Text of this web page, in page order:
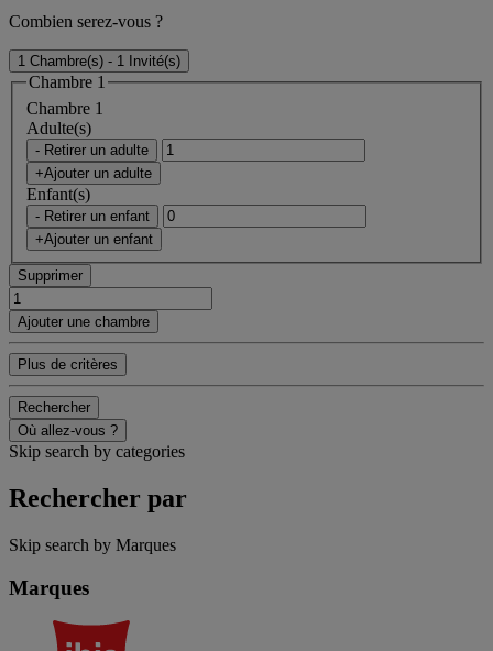
Combien serez-vous ?
1 Chambre(s) - 1 Invité(s)
Chambre 1
Chambre 1
Adulte(s)
- Retirer un adulte
+Ajouter un adulte
Enfant(s)
- Retirer un enfant
+Ajouter un enfant
Supprimer
Ajouter une chambre
Plus de critères
Rechercher
Où allez-vous ?
Skip search by categories
Rechercher par
Skip search by Marques
Marques